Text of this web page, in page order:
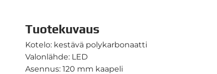
Tuotekuvaus
Kotelo: kestävä polykarbonaatti
Valonlähde: LED
Asennus: 120 mm kaapeli